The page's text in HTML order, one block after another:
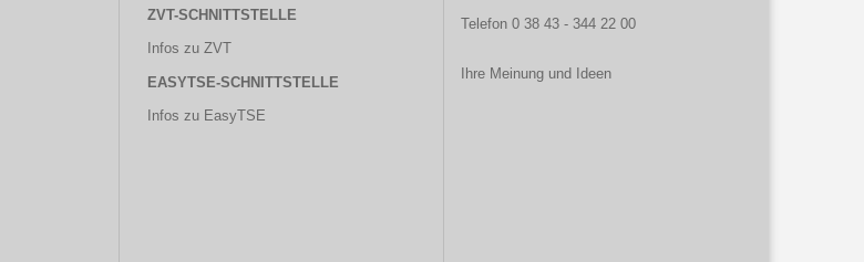
ZVT-SCHNITTSTELLE
Infos zu ZVT
EASYTSE-SCHNITTSTELLE
Infos zu EasyTSE
Telefon 0 38 43 - 344 22 00
Ihre Meinung und Ideen